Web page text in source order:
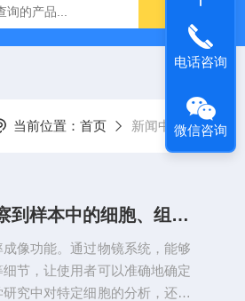
原位电化学质谱仪
当前位置： 首页 新闻中心
激光切割显微镜能够清晰地观察到样本中的细胞、组织结构等细节
像功能。通过物镜系统，能够
节，让使用者可以准确地确定
究中对特定细胞的分析，还是
电话咨询
微信咨询